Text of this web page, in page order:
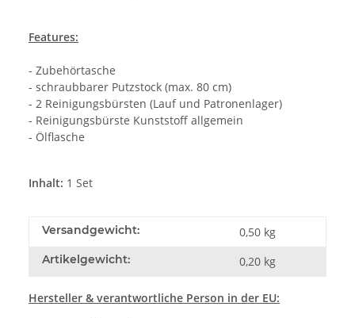
Features:
- Zubehörtasche
- schraubbarer Putzstock (max. 80 cm)
- 2 Reinigungsbürsten (Lauf und Patronenlager)
- Reinigungsbürste Kunststoff allgemein
- Ölflasche
Inhalt: 1 Set
Versandgewicht: 0,50 kg
Artikelgewicht: 0,20 kg
Hersteller & verantwortliche Person in der EU: